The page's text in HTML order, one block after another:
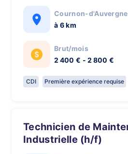
Cournon-d'Auvergne
à 6 km
Brut/mois
2 400 € - 2 800 €
CDI Première expérience requise
Technicien de Maintenance
Industrielle (h/f)